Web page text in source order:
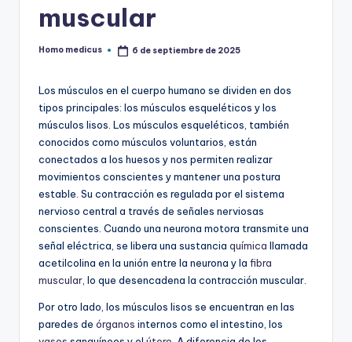
muscular
Publicado
Homo medicus 6 de septiembre de 2025
Los músculos en el cuerpo humano se dividen en dos
tipos principales: los músculos esqueléticos y los
músculos lisos. Los músculos esqueléticos, también
conocidos como músculos voluntarios, están
conectados a los huesos y nos permiten realizar
movimientos conscientes y mantener una postura
estable. Su contracción es regulada por el sistema
nervioso central a través de señales nerviosas
conscientes. Cuando una neurona motora transmite una
señal eléctrica, se libera una sustancia química llamada
acetilcolina en la unión entre la neurona y la fibra
muscular, lo que desencadena la contracción muscular.
Por otro lado, los músculos lisos se encuentran en las
paredes de órganos internos como el intestino, los